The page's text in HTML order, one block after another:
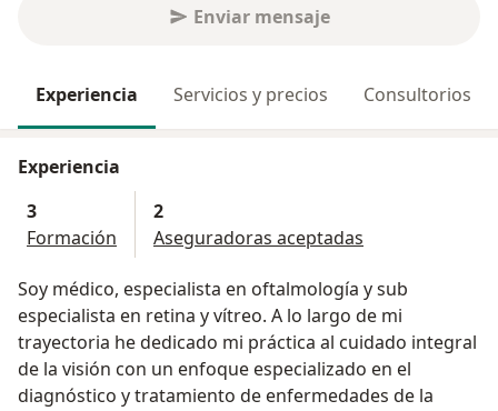
Enviar mensaje
Experiencia Servicios y precios Consultorios
Experiencia
3
Formación
2
Aseguradoras aceptadas
Soy médico, especialista en oftalmología y sub
especialista en retina y vítreo. A lo largo de mi
trayectoria he dedicado mi práctica al cuidado integral
de la visión con un enfoque especializado en el
diagnóstico y tratamiento de enfermedades de la